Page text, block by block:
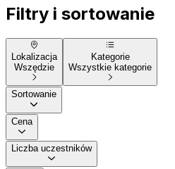
Filtry i sortowanie
Lokalizacja
Wszędzie
Kategorie
Wszystkie kategorie
Sortowanie
Cena
Liczba uczestników